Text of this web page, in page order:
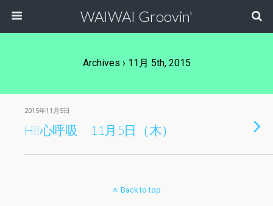
WAIWAI Groovin'
Archives › 11月 5th, 2015
2015年11月5日
Hi!心呼吸 11月5日（木）
Back to top